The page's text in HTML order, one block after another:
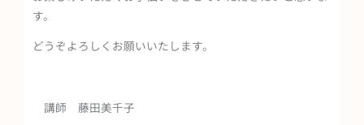
す。
どうぞよろしくお願いいたします。
講師 藤田美千子